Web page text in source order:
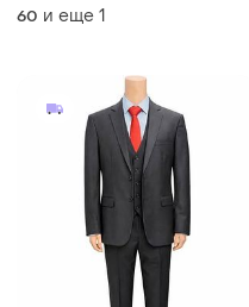
піджак 62, штани 60
60 и еще 1